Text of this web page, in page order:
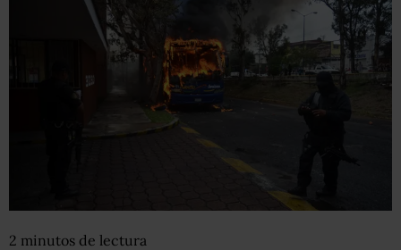
2 minutos de lectura